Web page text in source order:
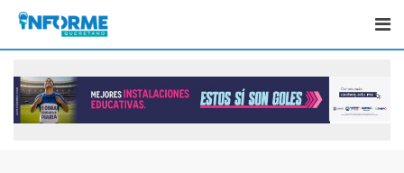
Skip
content